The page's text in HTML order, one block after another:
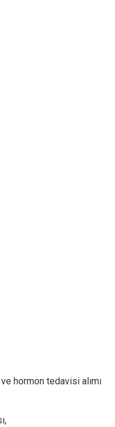
hormon tedavisi alımı